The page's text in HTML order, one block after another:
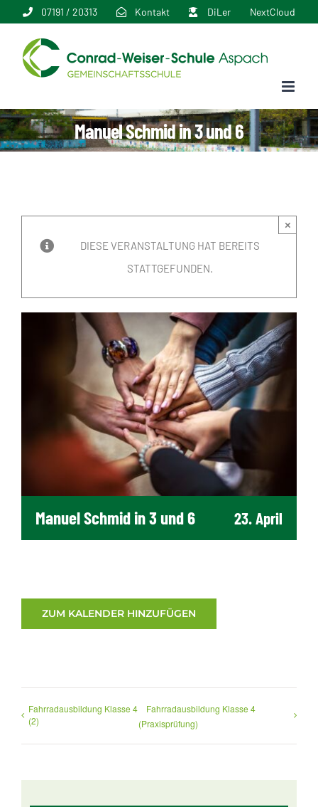
springen
07191 / 20313 Kontakt DiLer NextCloud
Manuel Schmid in 3 und 6
DIESE VERANSTALTUNG HAT BEREITS
STATTGEFUNDEN.
×
Manuel Schmid in 3 und 6 23. April
ZUM KALENDER HINZUFÜGEN
Fahrradausbildung Klasse 4
(2)
Fahrradausbildung Klasse 4
(Praxisprüfung)